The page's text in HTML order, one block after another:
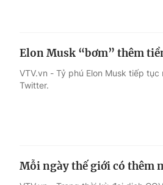
Elon Musk “bơm” thêm
VTV.vn - Tỷ phú Elon Musk tiếp
Twitter.
Mỗi ngày thế giới có thêm